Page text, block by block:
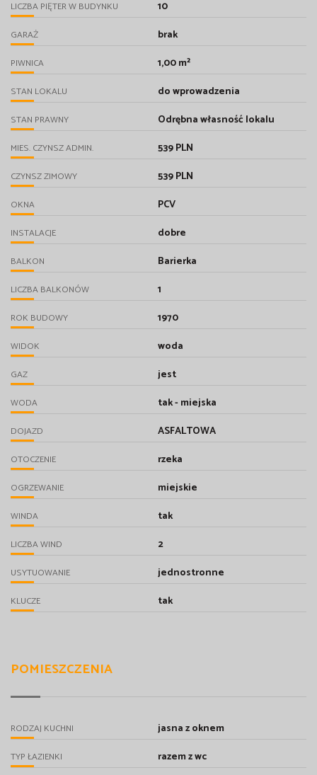
LICZBA PIĘTER W BUDYNKU 10
GARAŻ brak
PIWNICA 1,00 m²
STAN LOKALU do wprowadzenia
STAN PRAWNY Odrębna własność lokalu
MIES. CZYNSZ ADMIN. 539 PLN
CZYNSZ ZIMOWY 539 PLN
OKNA PCV
INSTALACJE dobre
BALKON Barierka
LICZBA BALKONÓW 1
ROK BUDOWY 1970
WIDOK woda
GAZ jest
WODA tak - miejska
DOJAZD ASFALTOWA
OTOCZENIE rzeka
OGRZEWANIE miejskie
WINDA tak
LICZBA WIND 2
USYTUOWANIE jednostronne
KLUCZE tak
POMIESZCZENIA
RODZAJ KUCHNI jasna z oknem
TYP ŁAZIENKI razem z wc